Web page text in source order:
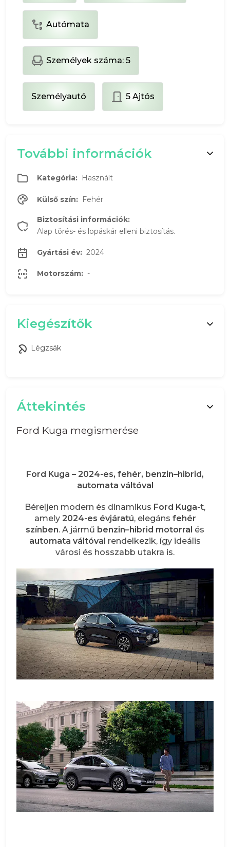
Autómata
Személyek száma: 5
Személyautó 5 Ajtós
További információk
Kategória: Használt
Külső szín: Fehér
Biztosítási információk:
Alap törés- és lopáskár elleni biztosítás.
Gyártási év: 2024
Motorszám: -
Kiegészítők
Légzsák
Áttekintés
Ford Kuga megismerése
Ford Kuga – 2024-es, fehér, benzin–hibrid,
automata váltóval
Béreljen modern és dinamikus Ford Kuga-t,
amely 2024-es évjáratú, elegáns fehér
színben. A jármű benzin–hibrid motorral és
automata váltóval rendelkezik, így ideális
városi és hosszabb utakra is.